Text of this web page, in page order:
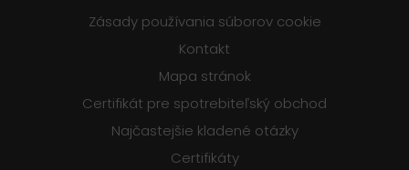
Zásady používania súborov cookie
Kontakt
Mapa stránok
Certifikát pre spotrebiteľský obchod
Najčastejšie kladené otázky
Certifikáty